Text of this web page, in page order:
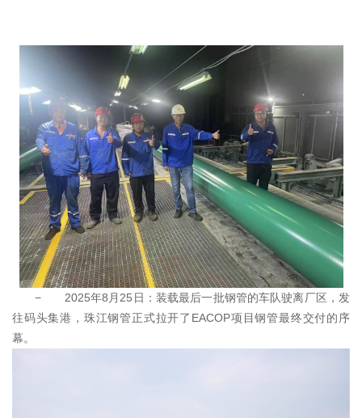
− 2025年8月25日：装载最后一批钢管的车队驶离厂区，发
往码头集港，珠江钢管正式拉开了EACOP项目钢管最终交付的序
幕。